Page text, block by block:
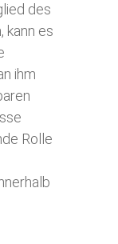
des
kann es
ihm
Rolle